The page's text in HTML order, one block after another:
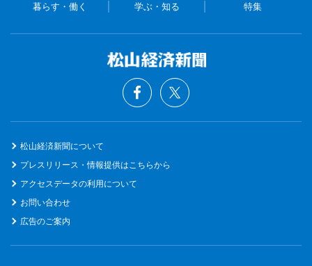
暮らす・働く 学ぶ・知る 特集
松山経済新聞について
プレスリリース・情報提供はこちらから
アクセスデータの利用について
お問い合わせ
広告のご案内